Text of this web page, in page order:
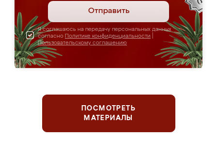
Отправить
Я соглашаюсь на передачу персональных данных
согласно Политике конфиденциальности
Пользовательскому соглашению
ПОСМОТРЕТЬ
МАТЕРИАЛЫ